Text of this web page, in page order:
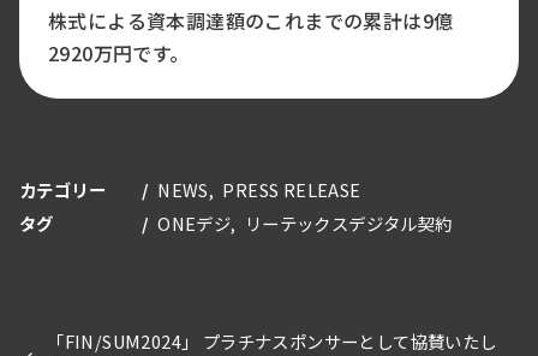
株式による資本調達額のこれまでの累計は9億
2920万円です。
カテゴリー NEWS
PRESS RELEASE
タグ
ONEデジ リーテックスデジタル契約
「FIN/SUM2024」 プラチナスポンサーとして協賛いたし